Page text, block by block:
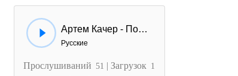
Артем Качер - Пока ты с ним
Русские
Прослушиваний 51 | Загрузок 1